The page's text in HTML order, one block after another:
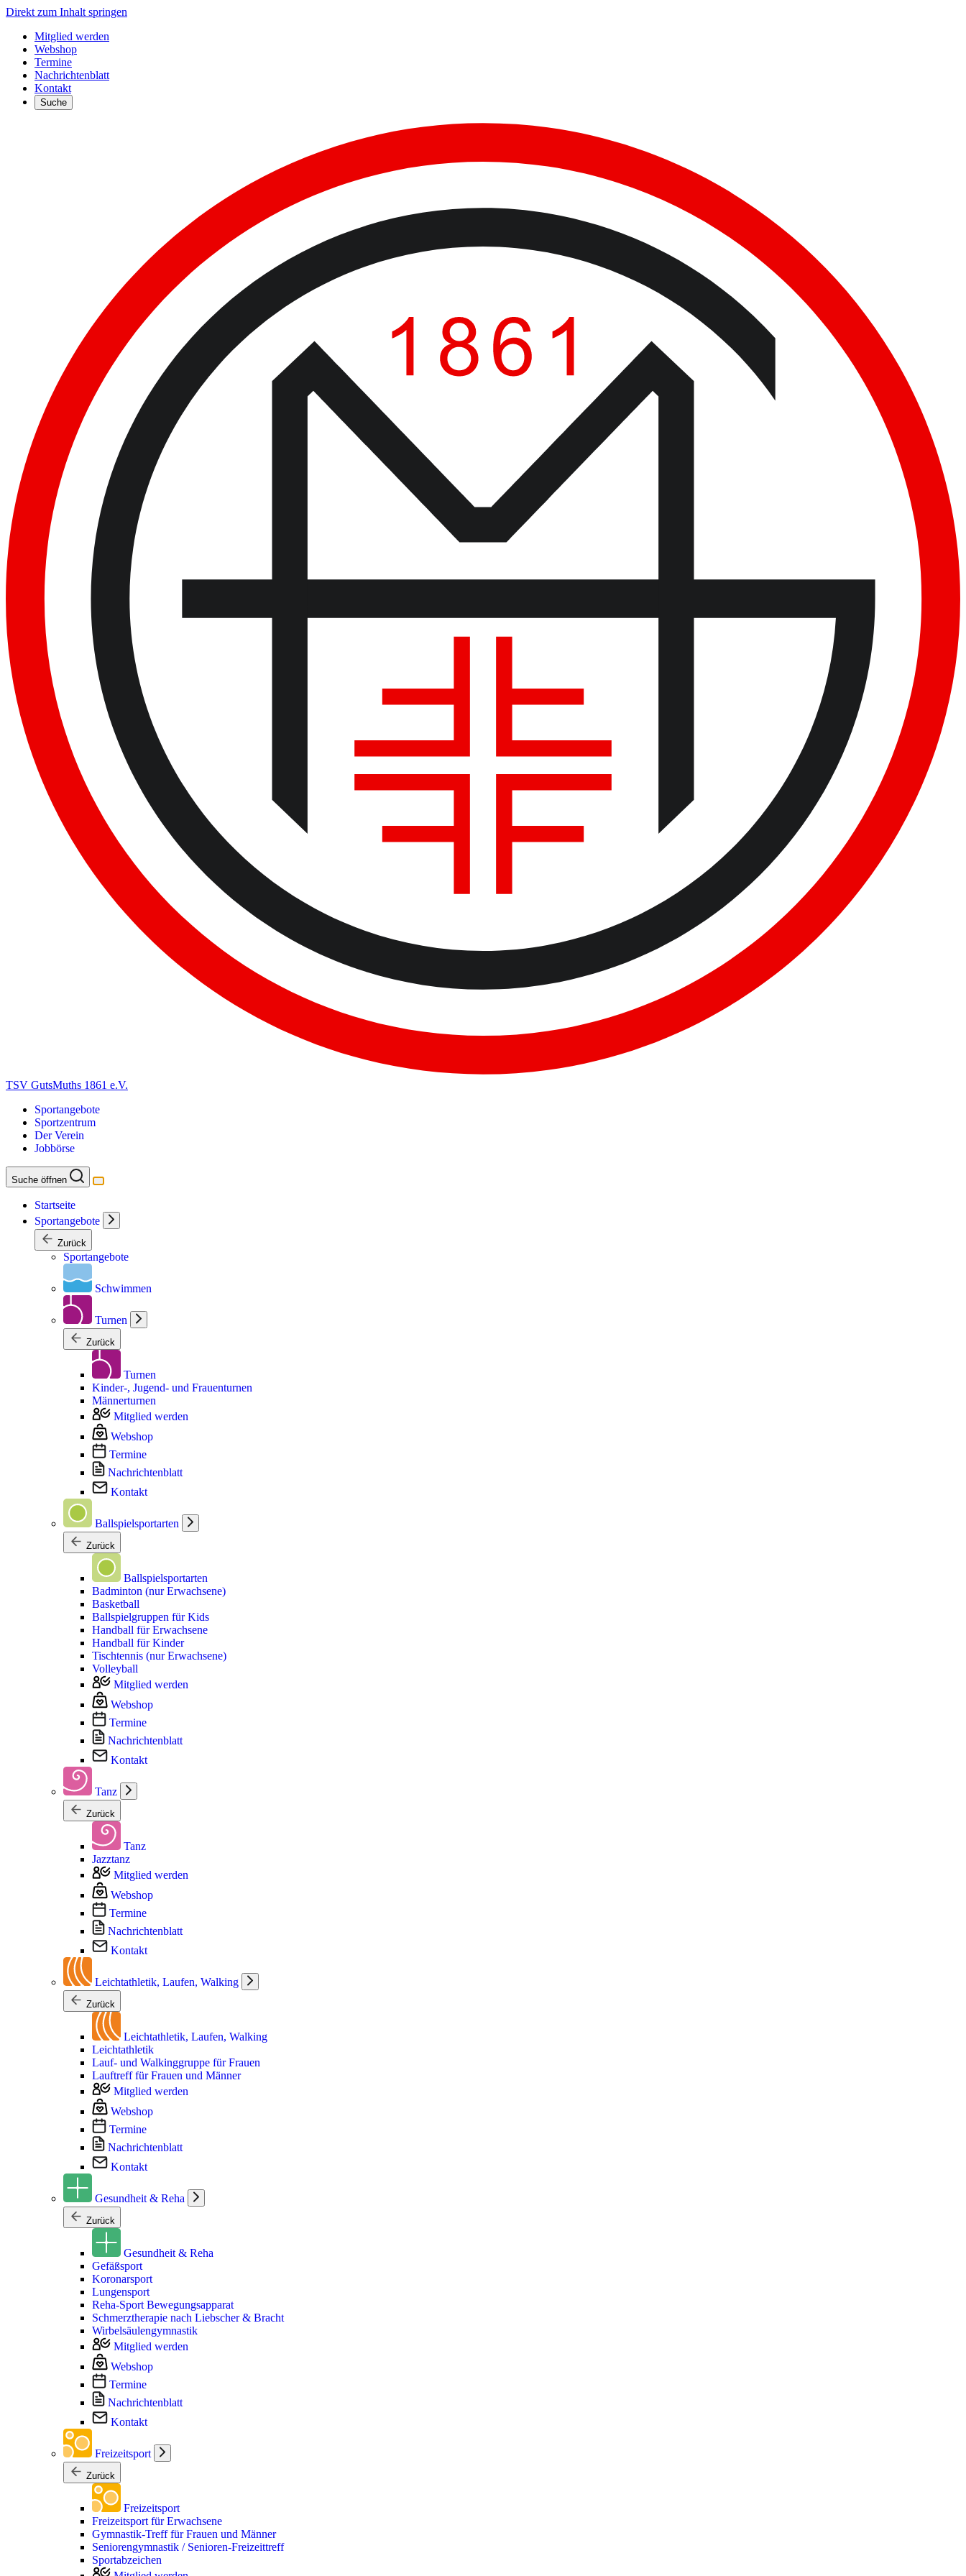
Direkt zum Inhalt springen
Mitglied werden
Webshop
Termine
Nachrichtenblatt
Kontakt
Suche
TSV GutsMuths 1861 e.V.
Sportangebote
Sportzentrum
Der Verein
Jobbörse
Suche öffnen
Startseite
Sportangebote
Zurück
Sportangebote
Schwimmen
Turnen
Zurück
Turnen
Kinder-, Jugend- und Frauenturnen
Männerturnen
Mitglied werden
Webshop
Termine
Nachrichtenblatt
Kontakt
Ballspielsportarten
Zurück
Ballspielsportarten
Badminton (nur Erwachsene)
Basketball
Ballspielgruppen für Kids
Handball für Erwachsene
Handball für Kinder
Tischtennis (nur Erwachsene)
Volleyball
Mitglied werden
Webshop
Termine
Nachrichtenblatt
Kontakt
Tanz
Zurück
Tanz
Jazztanz
Mitglied werden
Webshop
Termine
Nachrichtenblatt
Kontakt
Leichtathletik, Laufen, Walking
Zurück
Leichtathletik, Laufen, Walking
Leichtathletik
Lauf- und Walkinggruppe für Frauen
Lauftreff für Frauen und Männer
Mitglied werden
Webshop
Termine
Nachrichtenblatt
Kontakt
Gesundheit & Reha
Zurück
Gesundheit & Reha
Gefäßsport
Koronarsport
Lungensport
Reha-Sport Bewegungsapparat
Schmerztherapie nach Liebscher & Bracht
Wirbelsäulengymnastik
Mitglied werden
Webshop
Termine
Nachrichtenblatt
Kontakt
Freizeitsport
Zurück
Freizeitsport
Freizeitsport für Erwachsene
Gymnastik-Treff für Frauen und Männer
Seniorengymnastik / Senioren-Freizeittreff
Sportabzeichen